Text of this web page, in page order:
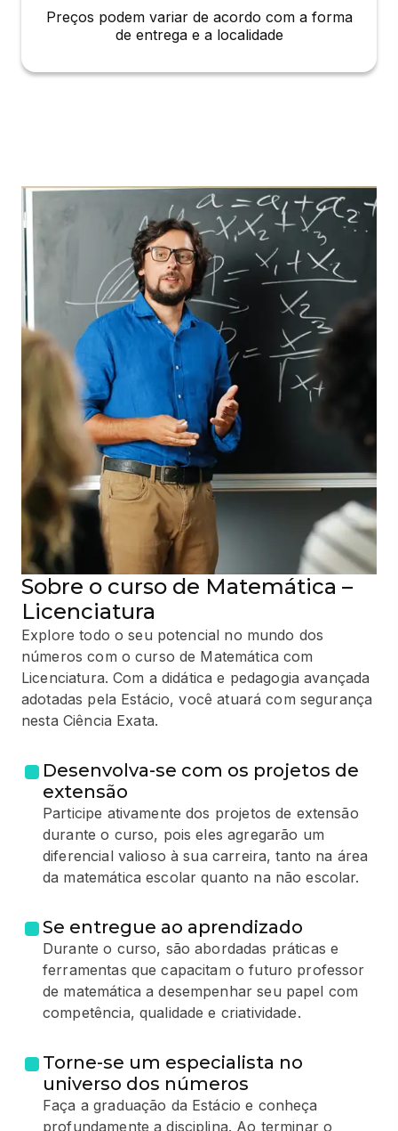
Preços podem variar de acordo com a forma
de entrega e a localidade
Sobre o curso de Matemática –
Licenciatura
Explore todo o seu potencial no mundo dos
números com o curso de Matemática com
Licenciatura. Com a didática e pedagogia avançada
adotadas pela Estácio, você atuará com segurança
nesta Ciência Exata.
Desenvolva-se com os projetos de
extensão
Participe ativamente dos projetos de extensão
durante o curso, pois eles agregarão um
diferencial valioso à sua carreira, tanto na área
da matemática escolar quanto na não escolar.
Se entregue ao aprendizado
Durante o curso, são abordadas práticas e
ferramentas que capacitam o futuro professor
de matemática a desempenhar seu papel com
competência, qualidade e criatividade.
Torne-se um especialista no
universo dos números
Faça a graduação da Estácio e conheça
profundamente a disciplina. Ao terminar o